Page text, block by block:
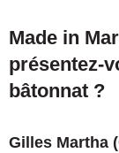
Made in
présentez-
bâtonnat ?
Gilles Martha